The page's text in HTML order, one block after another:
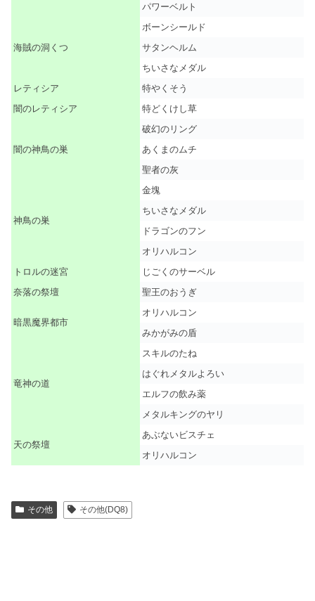
パワーベルト
海賊の洞くつ
ボーンシールド
サタンヘルム
ちいさなメダル
レティシア
特やくそう
闇のレティシア
特どくけし草
闇の神鳥の巣
破幻のリング
あくまのムチ
聖者の灰
神鳥の巣
金塊
ちいさなメダル
ドラゴンのフン
オリハルコン
トロルの迷宮
じごくのサーベル
奈落の祭壇
聖王のおうぎ
暗黒魔界都市
オリハルコン
みかがみの盾
竜神の道
スキルのたね
はぐれメタルよろい
エルフの飲み薬
メタルキングのヤリ
天の祭壇
あぶないビスチェ
オリハルコン
その他 その他(DQ8)